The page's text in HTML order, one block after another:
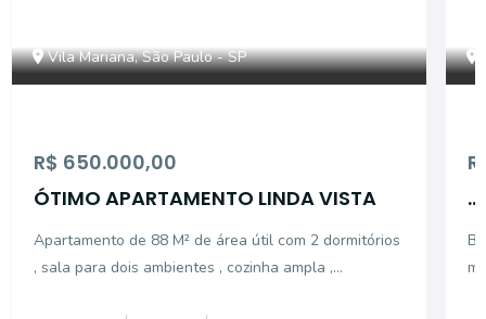
Vila Mariana, São Paulo - SP
R$ 650.000,00
ÓTIMO APARTAMENTO LINDA VISTA
Apartamento de 88 M² de área útil com 2 dormitórios
, sala para dois ambientes , cozinha ampla ,
...